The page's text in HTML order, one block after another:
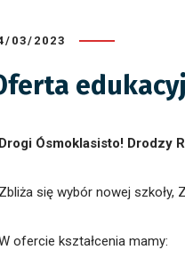
03/2023
Drogi Ósmoklasisto! Drodzy
Zbliża się wybór nowej szkoły,
ofercie kształcenia mamy: